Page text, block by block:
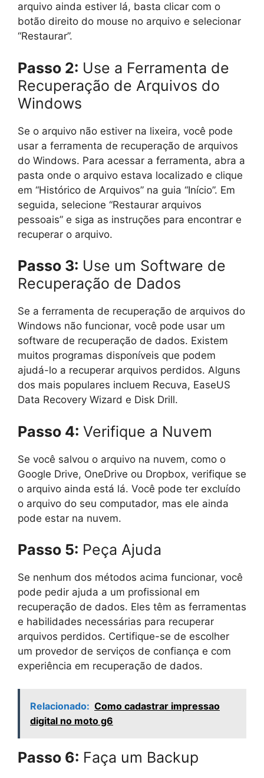
arquivo ainda estiver lá, basta clicar com o
botão direito do mouse no arquivo e selecionar
“Restaurar”.
Passo 2: Use a Ferramenta de
Recuperação de Arquivos do
Windows
Se o arquivo não estiver na lixeira, você pode
usar a ferramenta de recuperação de arquivos
do Windows. Para acessar a ferramenta, abra a
pasta onde o arquivo estava localizado e clique
em “Histórico de Arquivos” na guia “Início”. Em
seguida, selecione “Restaurar arquivos
pessoais” e siga as instruções para encontrar e
recuperar o arquivo.
Passo 3: Use um Software de
Recuperação de Dados
Se a ferramenta de recuperação de arquivos do
Windows não funcionar, você pode usar um
software de recuperação de dados. Existem
muitos programas disponíveis que podem
ajudá-lo a recuperar arquivos perdidos. Alguns
dos mais populares incluem Recuva, EaseUS
Data Recovery Wizard e Disk Drill.
Passo 4: Verifique a Nuvem
Se você salvou o arquivo na nuvem, como o
Google Drive, OneDrive ou Dropbox, verifique se
o arquivo ainda está lá. Você pode ter excluído
o arquivo do seu computador, mas ele ainda
pode estar na nuvem.
Passo 5: Peça Ajuda
Se nenhum dos métodos acima funcionar, você
pode pedir ajuda a um profissional em
recuperação de dados. Eles têm as ferramentas
e habilidades necessárias para recuperar
arquivos perdidos. Certifique-se de escolher
um provedor de serviços de confiança e com
experiência em recuperação de dados.
Relacionado: Como cadastrar impressao
digital no moto g6
Passo 6: Faça um Backup